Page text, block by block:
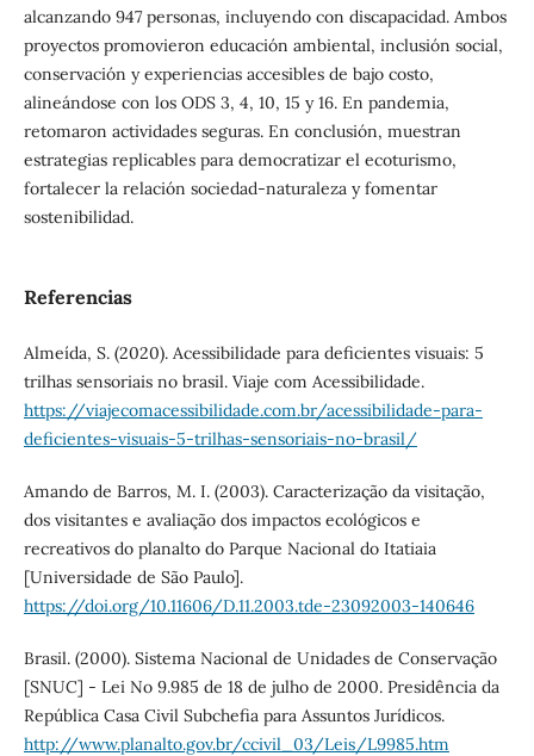
alcanzando 947 personas, incluyendo con discapacidad. Ambos
proyectos promovieron educación ambiental, inclusión social,
conservación y experiencias accesibles de bajo costo,
alineándose con los ODS 3, 4, 10, 15 y 16. En pandemia,
retomaron actividades seguras. En conclusión, muestran
estrategias replicables para democratizar el ecoturismo,
fortalecer la relación sociedad-naturaleza y fomentar
sostenibilidad.
Referencias
Almeída, S. (2020). Acessibilidade para deficientes visuais: 5
trilhas sensoriais no brasil. Viaje com Acessibilidade.
https://viajecomacessibilidade.com.br/acessibilidade-para-
deficientes-visuais-5-trilhas-sensoriais-no-brasil/
Amando de Barros, M. I. (2003). Caracterização da visitação,
dos visitantes e avaliação dos impactos ecológicos e
recreativos do planalto do Parque Nacional do Itatiaia
[Universidade de São Paulo].
https://doi.org/10.11606/D.11.2003.tde-23092003-140646
Brasil. (2000). Sistema Nacional de Unidades de Conservação
[SNUC] - Lei No 9.985 de 18 de julho de 2000. Presidência da
República Casa Civil Subchefia para Assuntos Jurídicos.
http://www.planalto.gov.br/ccivil_03/Leis/L9985.htm